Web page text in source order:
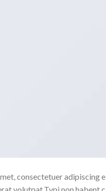
consectetuer adipiscing